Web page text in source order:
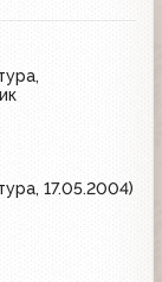
17.05.2004)